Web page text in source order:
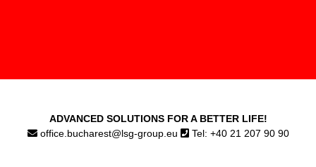
ADVANCED SOLUTIONS FOR A BETTER LIFE!
office.bucharest@lsg-group.eu
Tel: +40 21 207 90 90